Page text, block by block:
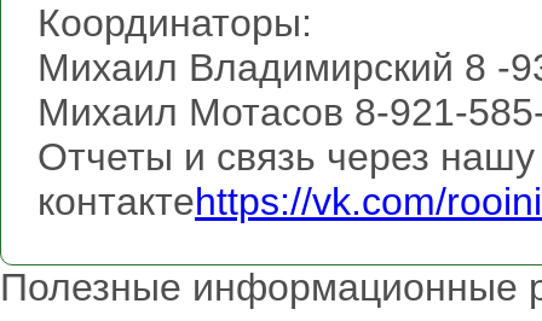
Координаторы:
Михаил Владимирский 8 -
Михаил Мотасов 8-921-
Отчеты и связь через нашу
контактеhttps://vk.com/
Полезные информационные